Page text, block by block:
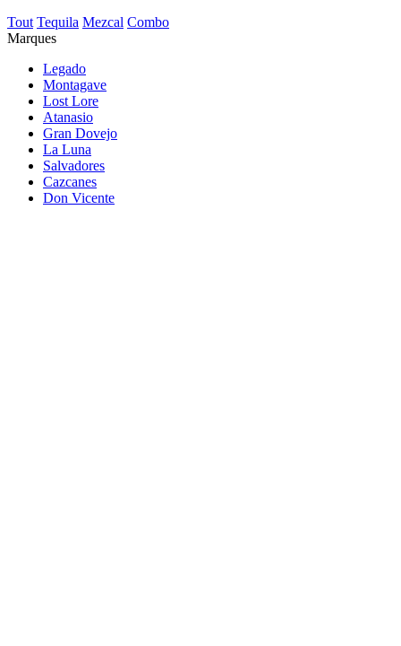
Tout Tequila Mezcal Combo
Marques
Legado
Montagave
Lost Lore
Atanasio
Gran Dovejo
La Luna
Salvadores
Cazcanes
Don Vicente